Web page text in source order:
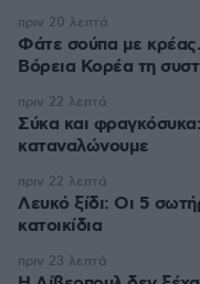
Φάτε σούπα με
Βόρεια Κορέα τη
πριν 20 λεπτά
Σύκα και
καταναλώνουμε
πριν 22 λεπτά
Λευκό ξίδι: Οι 5
κατοικίδια
πριν 22 λεπτά
πριν 23 λεπτά